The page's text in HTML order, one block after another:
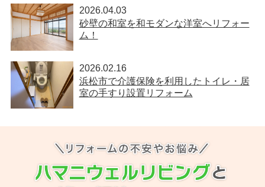
2026.04.03
砂壁の和室を和モダンな洋室へリフォー
ム！
2026.02.16
浜松市で介護保険を利用したトイレ・居
室の手すり設置リフォーム